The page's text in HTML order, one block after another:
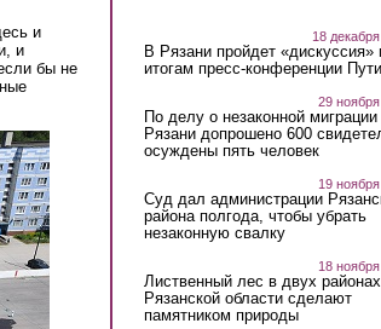
и
и
бы не
18
В Рязани пройдет «дискуссия»
итогам пресс-конференции
29
По делу о незаконной миграции
Рязани допрошено 600
осуждены пять человек
19
Суд дал администрации
района полгода, чтобы убрать
незаконную свалку
18
Лиственный лес в двух районах
Рязанской области сделают
памятником природы